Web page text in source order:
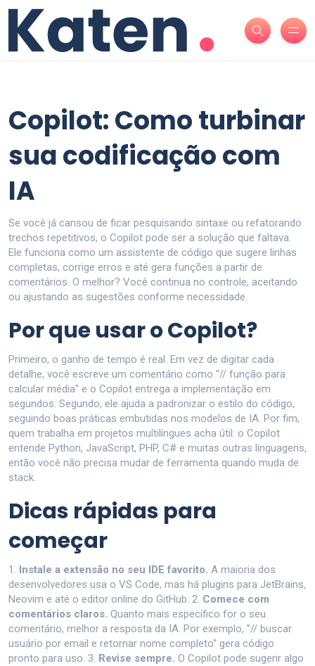
Copilot: Como turbinar
sua codificação com
IA
Se você já cansou de ficar pesquisando sintaxe ou refatorando
trechos repetitivos, o Copilot pode ser a solução que faltava.
Ele funciona como um assistente de código que sugere linhas
completas, corrige erros e até gera funções a partir de
comentários. O melhor? Você continua no controle, aceitando
ou ajustando as sugestões conforme necessidade.
Por que usar o Copilot?
Primeiro, o ganho de tempo é real. Em vez de digitar cada
detalhe, você escreve um comentário como "// função para
calcular média" e o Copilot entrega a implementação em
segundos. Segundo, ele ajuda a padronizar o estilo do código,
seguindo boas práticas embutidas nos modelos de IA. Por fim,
quem trabalha em projetos multilíngues acha útil: o Copilot
entende Python, JavaScript, PHP, C# e muitas outras linguagens,
então você não precisa mudar de ferramenta quando muda de
stack.
Dicas rápidas para
começar
1. Instale a extensão no seu IDE favorito. A maioria dos
desenvolvedores usa o VS Code, mas há plugins para JetBrains,
Neovim e até o editor online do GitHub. 2. Comece com
comentários claros. Quanto mais específico for o seu
comentário, melhor a resposta da IA. Por exemplo, "// buscar
usuário por email e retornar nome completo" gera código
pronto para uso. 3. Revise sempre. O Copilot pode sugerir algo